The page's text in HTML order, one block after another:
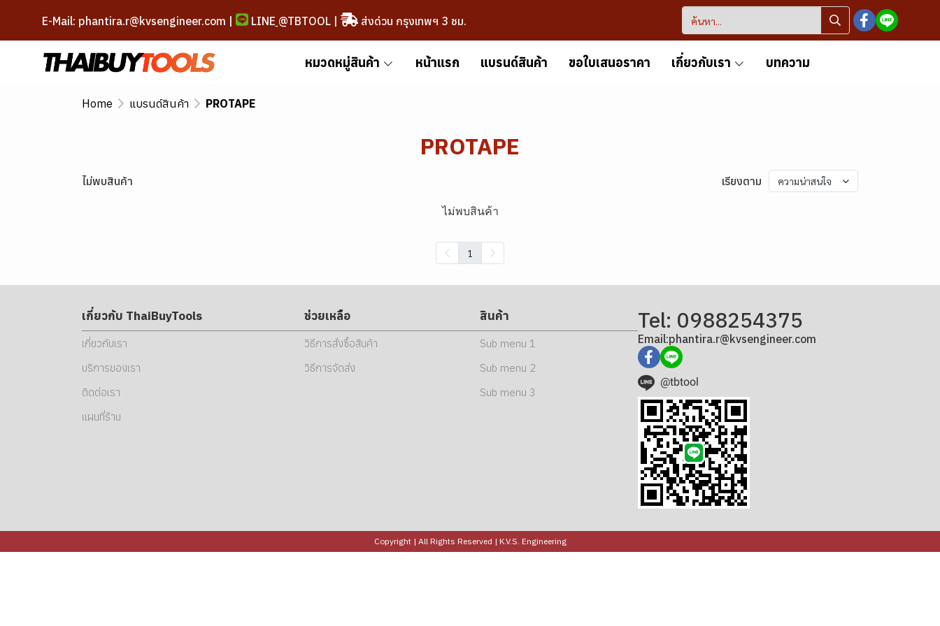
E-Mail: phantira.r@kvsengineer.com | LINE @TBTOOL| ส่งด่วน กรุงเทพฯ 3 ชม.
หมวดหมู่สินค้า หน้าแรก แบรนด์สินค้า ขอใบเสนอราคา เกี่ยวกับเรา บทความ
Home แบรนด์สินค้า PROTAPE
PROTAPE
ไม่พบสินค้า เรียงตาม ความน่าสนใจ
ไม่พบสินค้า
1
เกี่ยวกับ ThaiBuyTools
เกี่ยวกับเรา
บริการของเรา
ติดต่อเรา
แผนที่ร้าน
ช่วยเหลือ
วิธีการสั่งซื้อสินค้า
วิธีการจัดส่ง
สินค้า
Sub menu 1
Sub menu 2
Sub menu 3
Tel: 0988254375
Email:phantira.r@kvsengineer.com
@tbtool
Copyright | All Rights Reserved | K.V.S. Engineering